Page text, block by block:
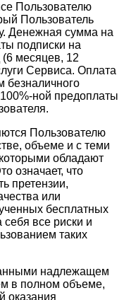
Пользователю
Пользователь
Денежная сумма на
подписки на
месяцев, 12
Сервиса. Оплата
безналичного
ной предоплаты
Пользователю
объеме и с теми
обладают
означает, что
претензии,
или
бесплатных
себя все риски и
таких
надлежащем
в полном объеме,
оказания